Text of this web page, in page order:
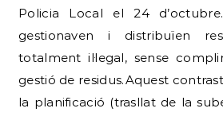
Policia Local el 24 d’octubre.
gestionaven i distribuïen
totalment il·legal, sense
gestió de residus.Aquest
la planificació (trasllat de la